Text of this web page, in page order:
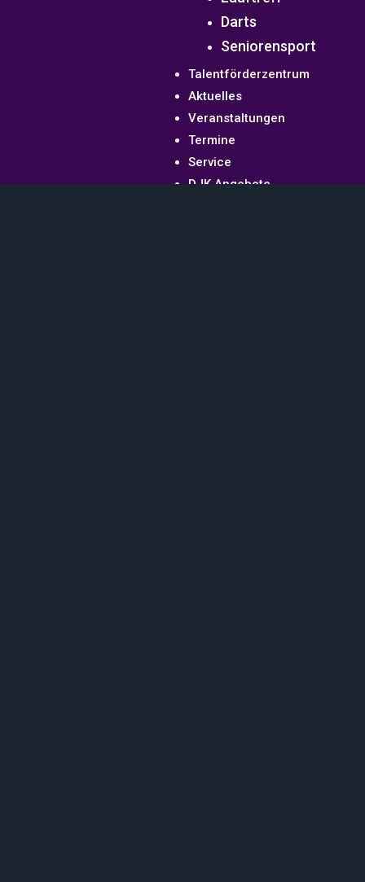
Darts
Seniorensport
Talentförderzentrum
Aktuelles
Veranstaltungen
Termine
Service
DJK Angebote